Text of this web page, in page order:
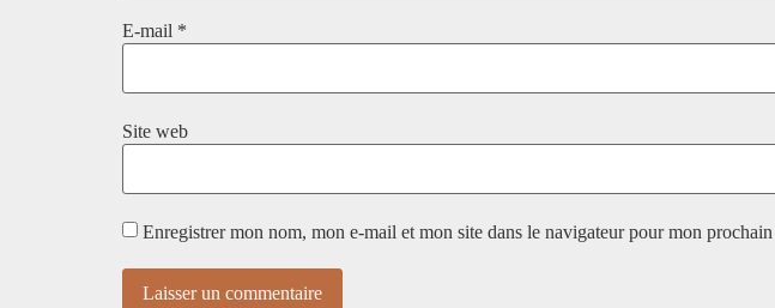
E-mail *
Site web
Enregistrer mon nom, mon e-mail et mon site dans le navigateur pour mon